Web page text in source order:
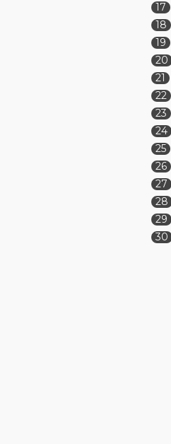
17
18
19
20
21
22
23
24
25
26
27
28
29
30